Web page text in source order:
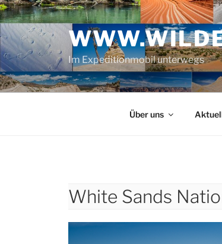
Zum
Inhalt
springen
Im Expeditionmobil unterwegs
Über uns
White Sands